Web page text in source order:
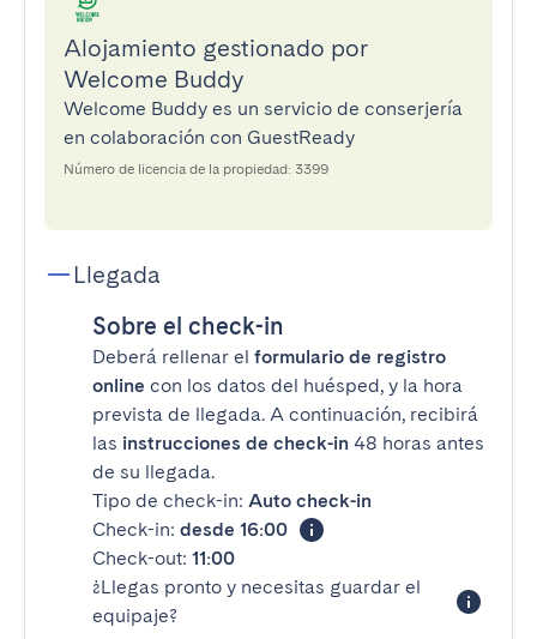
Alojamiento gestionado por
Welcome Buddy
Welcome Buddy es un servicio de conserjería
en colaboración con GuestReady
Número de licencia de la propiedad: 3399
Llegada
Sobre el check-in
Deberá rellenar el formulario de registro
online con los datos del huésped, y la hora
prevista de llegada. A continuación, recibirá
las instrucciones de check-in 48 horas antes
de su llegada.
Tipo de check-in: Auto check-in
Check-in: desde 16:00
Check-out: 11:00
¿Llegas pronto y necesitas guardar el
equipaje?